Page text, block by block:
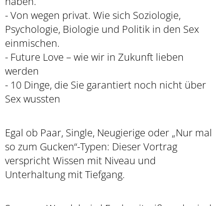
- Von wegen privat. Wie sich Soziologie,
Psychologie, Biologie und Politik in den Sex
einmischen.
- Future Love – wie wir in Zukunft lieben
werden
- 10 Dinge, die Sie garantiert noch nicht über
Sex wussten
Egal ob Paar, Single, Neugierige oder „Nur mal
so zum Gucken“-Typen: Dieser Vortrag
verspricht Wissen mit Niveau und
Unterhaltung mit Tiefgang.